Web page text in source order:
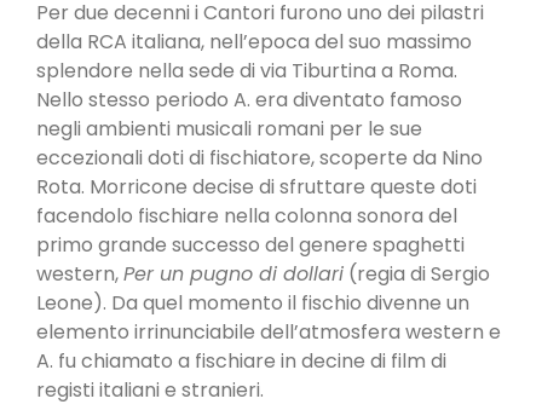
Per due decenni i Cantori furono uno dei pilastri
della RCA italiana, nell’epoca del suo massimo
splendore nella sede di via Tiburtina a Roma.
Nello stesso periodo A. era diventato famoso
negli ambienti musicali romani per le sue
eccezionali doti di fischiatore, scoperte da Nino
Rota. Morricone decise di sfruttare queste doti
facendolo fischiare nella colonna sonora del
primo grande successo del genere spaghetti
western,Per un pugno di dollari (regia di Sergio
Leone). Da quel momento il fischio divenne un
elemento irrinunciabile dell’atmosfera western e
A. fu chiamato a fischiare in decine di film di
registi italiani e stranieri.